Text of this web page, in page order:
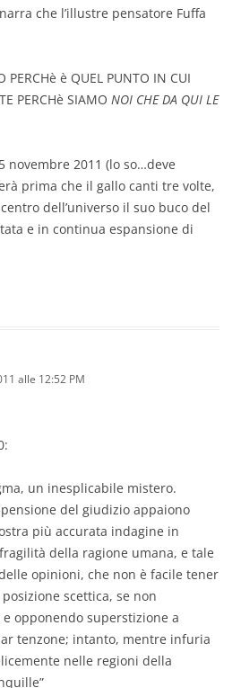
che l’illustre pensatore Fuffa
PERCHè è QUEL PUNTO IN CUI
PERCHè SIAMO NOI CHE DA QUI LE
novembre 2011 (lo so…deve
prima che il gallo canti tre volte,
dell’universo il suo buco del
e in continua espansione di
alle 12:52 PM
un inesplicabile mistero.
del giudizio appaiono
più accurata indagine in
della ragione umana, e tale
opinioni, che non è facile tener
scettica, se non
opponendo superstizione a
tenzone; intanto, mentre infuria
nelle regioni della